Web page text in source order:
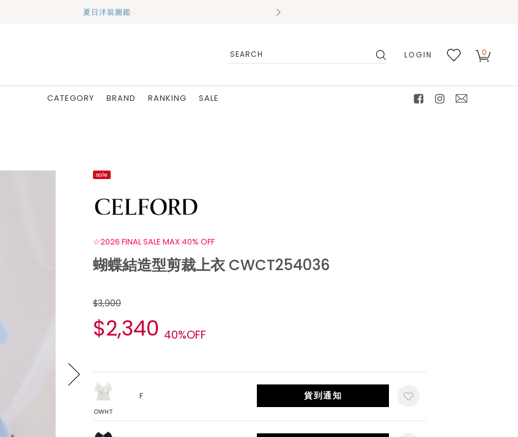
夏日洋裝圖鑑
LOGIN 0
CATEGORY BRAND RANKING
SALE
sale
☆2026 FINAL SALE MAX 40% OFF
蝴蝶結造型剪裁上衣 CWCT254036
$3,900
$2,340 40%OFF
OWHT
F 貨到通知